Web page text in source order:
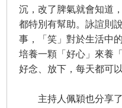
沉，改了脾氣就會知道
都特別有幫助。詠諠則
事，「笑」對於生活中
培養一顆「好心」來養
好念、放下，每天都可
主持人佩穎也分享了